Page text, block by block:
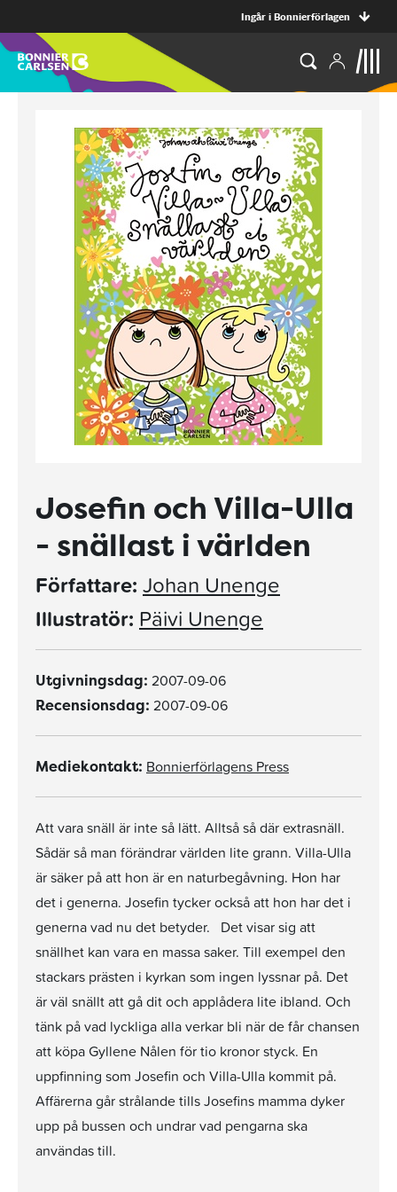
Ingår i Bonnierförlagen
Josefin och Villa-Ulla
- snällast i världen
Författare: Johan Unenge
Illustratör: Päivi Unenge
Utgivningsdag: 2007-09-06
Recensionsdag: 2007-09-06
Mediekontakt: Bonnierförlagens Press
Att vara snäll är inte så lätt. Alltså så där extrasnäll.
Sådär så man förändrar världen lite grann. Villa-Ulla
är säker på att hon är en naturbegåvning. Hon har
det i generna. Josefin tycker också att hon har det i
generna vad nu det betyder. Det visar sig att
snällhet kan vara en massa saker. Till exempel den
stackars prästen i kyrkan som ingen lyssnar på. Det
är väl snällt att gå dit och applådera lite ibland. Och
tänk på vad lyckliga alla verkar bli när de får chansen
att köpa Gyllene Nålen för tio kronor styck. En
uppfinning som Josefin och Villa-Ulla kommit på.
Affärerna går strålande tills Josefins mamma dyker
upp på bussen och undrar vad pengarna ska
användas till.